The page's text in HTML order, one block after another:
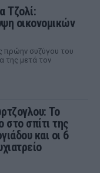
Τζολί:
οικονομικών
πρώην συζύγου του
της μετά τον
Το
στο σπίτι της
και οι 6